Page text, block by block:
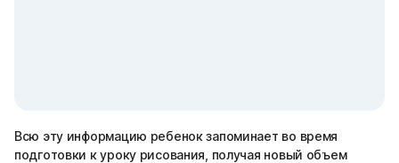
Всю эту информацию ребенок запоминает во время
подготовки к уроку рисования, получая новый объем